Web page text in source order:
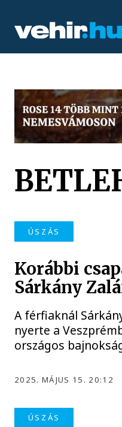
ÚSZÁS
Korábbi
Sárkány
A férfiaknál
nyerte a
országos
2025. MÁJUS 15. 20:12
ÚSZÁS